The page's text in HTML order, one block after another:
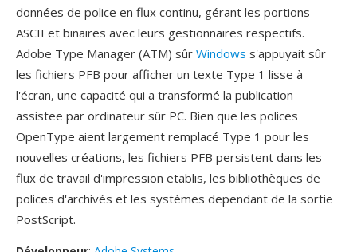
données de police en flux continu, gérant les portions
ASCII et binaires avec leurs gestionnaires respectifs.
Adobe Type Manager (ATM) sûr Windows s'appuyait sûr
les fichiers PFB pour afficher un texte Type 1 lisse à
l'écran, une capacité qui a transformé la publication
assistee par ordinateur sûr PC. Bien que les polices
OpenType aient largement remplacé Type 1 pour les
nouvelles créations, les fichiers PFB persistent dans les
flux de travail d'impression etablis, les bibliothèques de
polices d'archivés et les systèmes dependant de la sortie
PostScript.